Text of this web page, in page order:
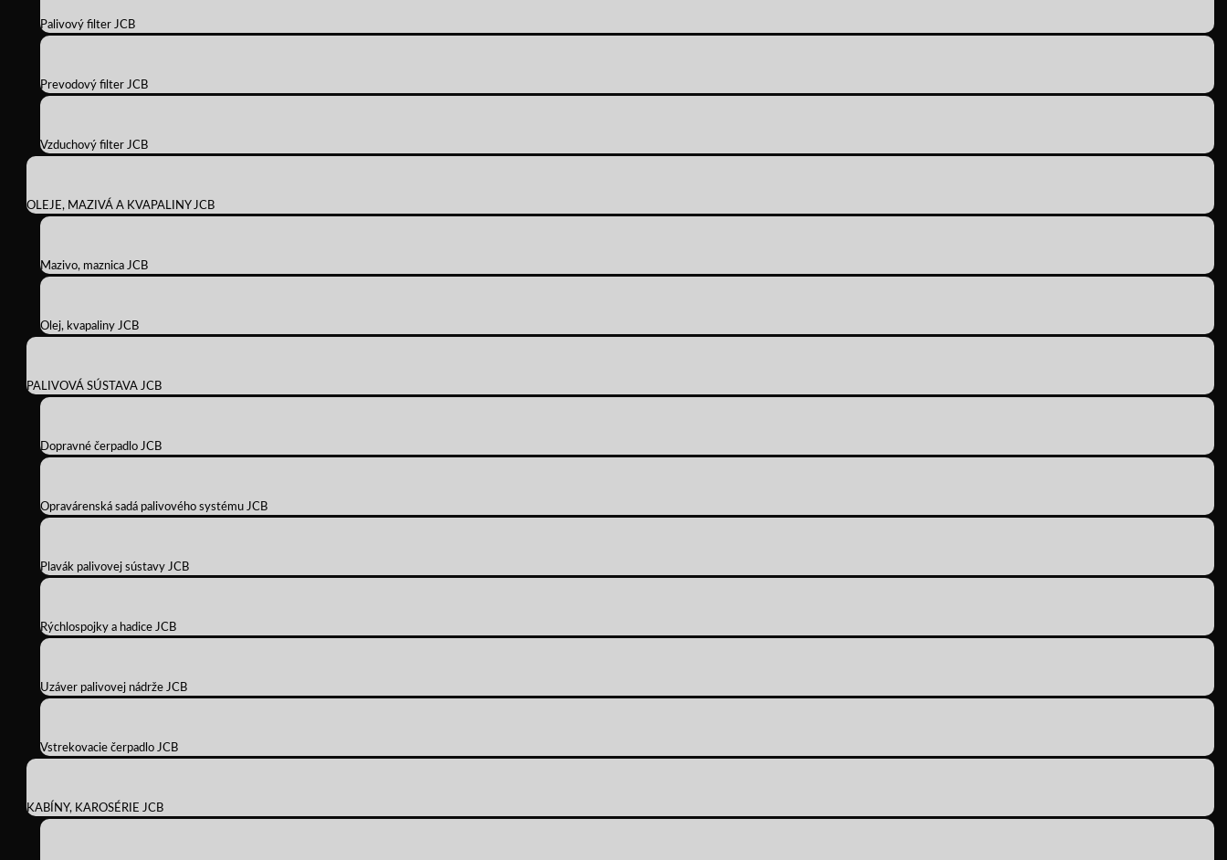
Palivový filter JCB
Prevodový filter JCB
Vzduchový filter JCB
OLEJE, MAZIVÁ A KVAPALINY JCB
Mazivo, maznica JCB
Olej, kvapaliny JCB
PALIVOVÁ SÚSTAVA JCB
Dopravné čerpadlo JCB
Opravárenská sadá palivového systému JCB
Plavák palivovej sústavy JCB
Rýchlospojky a hadice JCB
Uzáver palivovej nádrže JCB
Vstrekovacie čerpadlo JCB
KABÍNY, KAROSÉRIE JCB